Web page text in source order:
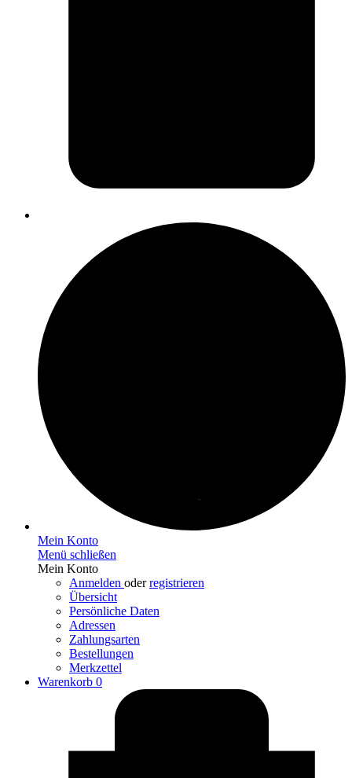
Mein Konto
Menü schließen
Mein Konto
Anmelden oderregistrieren
Übersicht
Persönliche Daten
Adressen
Zahlungsarten
Bestellungen
Merkzettel
Warenkorb 0